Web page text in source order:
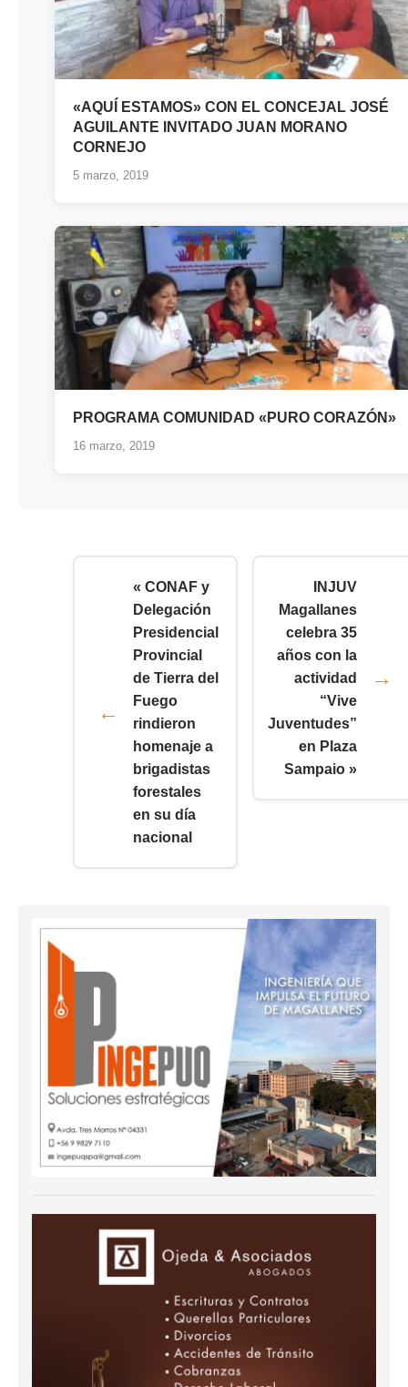
«AQUÍ ESTAMOS» CON EL CONCEJAL JOSÉ
AGUILANTE INVITADO JUAN MORANO
CORNEJO
5 marzo, 2019
PROGRAMA COMUNIDAD «PURO CORAZÓN»
16 marzo, 2019
« CONAF y
Delegación
Presidencial
Provincial
de Tierra del
Fuego
rindieron
homenaje a
brigadistas
forestales
en su día
nacional
INJUV
Magallanes
celebra 35
años con la
actividad
“Vive
Juventudes”
en Plaza
Sampaio »